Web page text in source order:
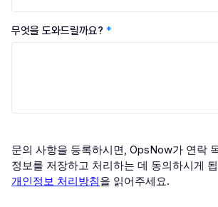
무엇을 도와드릴까요? *
문의 사항을 등록하시면, OpsNow가 연락
정보를 저장하고 처리하는 데 동의하시게
개인정보 처리방침을 읽어주세요.